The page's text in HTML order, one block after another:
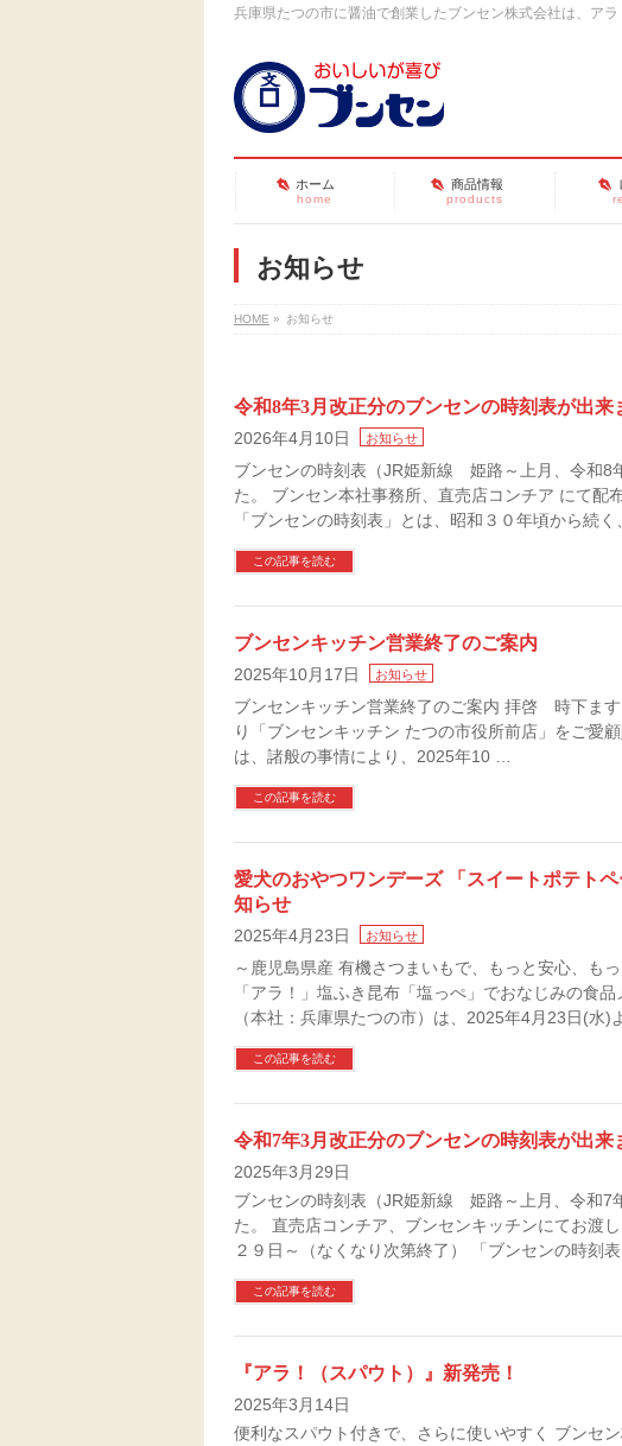
兵庫県たつの市に醤油で創業したブンセン株式会社は、ア
ホーム
home
商品情報
products
お知らせ
HOME » お知らせ
令和8年3月改正分のブンセンの時刻表が出来
2026年4月10日 お知らせ
ブンセンの時刻表（JR姫新線 姫路～上月、令和8
た。 ブンセン本社事務所、直売店コンチア にて
「ブンセンの時刻表」とは、昭和３０年頃から続
この記事を読む
ブンセンキッチン営業終了のご案内
2025年10月17日 お知らせ
ブンセンキッチン営業終了のご案内 拝啓 時下ま
り「ブンセンキッチン たつの市役所前店」をご愛
は、諸般の事情により、2025年10 …
この記事を読む
愛犬のおやつワンデーズ 「スイートポテト
知らせ
2025年4月23日 お知らせ
～鹿児島県産 有機さつまいもで、もっと安心、も
「アラ！」塩ふき昆布「塩っぺ」でおなじみの食
（本社：兵庫県たつの市）は、2025年4月23日(水)
この記事を読む
令和7年3月改正分のブンセンの時刻表が出来
2025年3月29日
ブンセンの時刻表（JR姫新線 姫路～上月、令和7
た。 直売店コンチア、ブンセンキッチンにてお渡
２９日～（なくなり次第終了） 「ブンセンの時刻
この記事を読む
『アラ！（スパウト）』新発売！
2025年3月14日
便利なスパウト付きで、さらに使いやすく ブンセ